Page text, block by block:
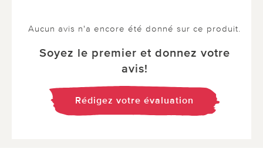
Aucun avis n'a encore été donné sur ce produit.
Soyez le premier et donnez votre
avis!
Rédigez votre évaluation